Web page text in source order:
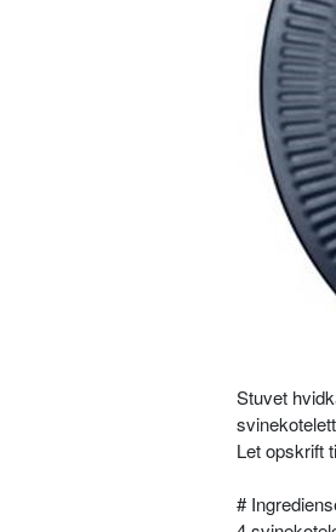
Stuvet
Let opskrift
#